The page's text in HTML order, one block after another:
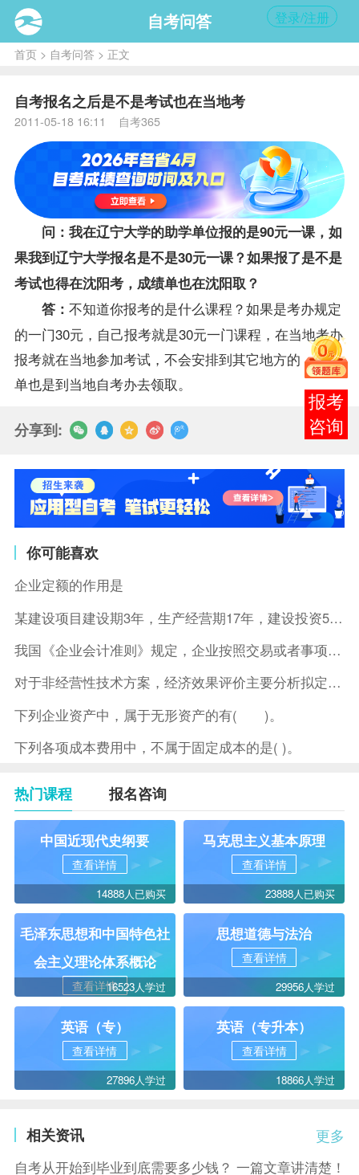
报考
咨询
自考问答 登录/注册
首页> 自考问答> 正文
自考报名之后是不是考试也在当地考
2011-05-18 16:11 自考365
问：我在辽宁大学的助学单位报的是90元一课，如
果我到辽宁大学报名是不是30元一课？如果报了是不是
考试也得在沈阳考， 成绩单也在沈阳取？
答： 不知道你报考的是什么课程 ？如果是考办规定
的一门30元，自己报考就是30元一门课程，在当地考办
报考就在当地参加考试，不会安排到其它地方的，成绩
单也是到当地自考办去领取。
分享到:
你可能喜欢
企业定额的作用是
某建设项目建设期3年，生产经营期17年，建设投资5500万元
我国《企业会计准则》规定，企业按照交易或者事项的经济特征确定
对于非经营性技术方案，经济效果评价主要分析拟定方案的( )。
下列企业资产中，属于无形资产的有( )。
下列各项成本费用中，不属于固定成本的是( )。
热门课程 报名咨询
中国近现代史纲要
查看详情
14888人已购买
马克思主义基本原理
查看详情
23888人已购买
毛泽东思想和中国特色社
会主义理论体系概论
查看详情16523人学过
思想道德与法治
查看详情
29956人学过
英语（专）
查看详情
27896人学过
英语（专升本）
查看详情
18866人学过
更多
相关资讯
自考从开始到毕业到底需要多少钱？ 一篇文章讲清楚！